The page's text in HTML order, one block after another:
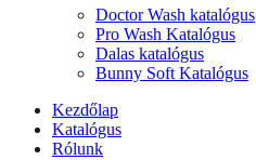
Doctor Wash katalógus
Pro Wash Katalógus
Dalas katalógus
Bunny Soft Katalógus
Kezdőlap
Katalógus
Rólunk